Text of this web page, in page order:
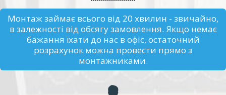
Монтаж займає всього від 20 хвилин - звичайно,
в залежності від обсягу замовлення. Якщо немає
бажання їхати до нас в офіс, остаточний
розрахунок можна провести прямо з
монтажниками.